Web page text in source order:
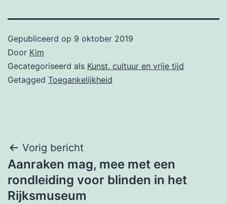
Gepubliceerd op 9 oktober 2019
Door Kim
Gecategoriseerd als Kunst, cultuur en vrije tijd
Getagged Toegankelijkheid
Bericht
navigatie
Vorig bericht
Aanraken mag, mee met een
rondleiding voor blinden in het
Rijksmuseum